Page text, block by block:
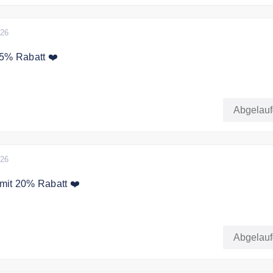
Rabatt ❤️
20% Rabatt ❤️